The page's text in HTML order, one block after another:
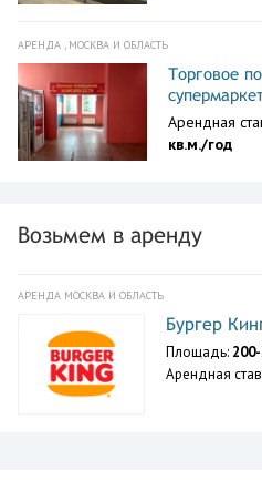
АРЕНДА , МОСКВА И ОБЛАСТЬ
Торговое
Арендная
кв.м./год
Возьмем в аренду
АРЕНДА МОСКВА И ОБЛАСТЬ
Бургер
Площадь:
Арендная